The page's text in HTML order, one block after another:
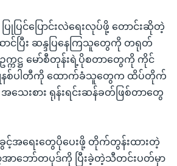
ပြင်ပြောင်းလဲရေးလုပ်ဖို့ တောင်းဆိုတဲ့
င်ပြီး ဆန္ဒပြနေကြသူတွေကို တရုတ်
က္ကဋ္ဌ မော်စီတုန်းရဲ့ပိုစတာတွေကို ကိုင်
နစ်ပါတီကို ထောက်ခံသူတွေက ထိပ်တိုက်
သေးစား ရုန်းရင်းဆန်ခတ်ဖြစ်တာတွေ
င့်အရေးတွေပိုပေးဖို့ တိုက်တွန်းထားတဲ့
ာဘော်တပုဒ်ကို ပြီးခဲ့တဲ့သီတင်းပတ်မှာ